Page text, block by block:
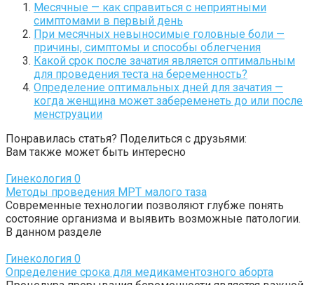
Месячные — как справиться с неприятными
симптомами в первый день
При месячных невыносимые головные боли —
причины, симптомы и способы облегчения
Какой срок после зачатия является оптимальным
для проведения теста на беременность?
Определение оптимальных дней для зачатия —
когда женщина может забеременеть до или после
менструации
Понравилась статья? Поделиться с друзьями:
Вам также может быть интересно
Гинекология 0
Методы проведения МРТ малого таза
Современные технологии позволяют глубже понять
состояние организма и выявить возможные патологии.
В данном разделе
Гинекология 0
Определение срока для медикаментозного аборта